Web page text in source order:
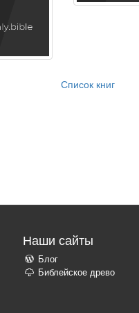
Список книг
Наши сайты
Блог
Библейское древо